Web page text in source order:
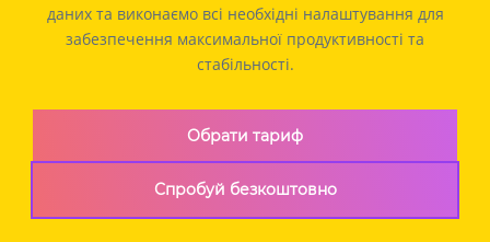
даних та виконаємо всі необхідні налаштування для
забезпечення максимальної продуктивності та
стабільності.
Обрати тариф
Спробуй безкоштовно